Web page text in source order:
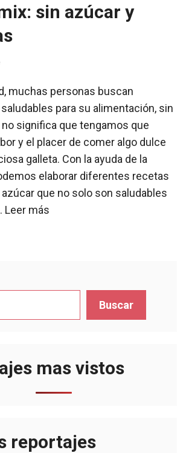
sin azúcar y
muchas personas buscan
para su alimentación, sin
significa que tengamos que
y el placer de comer algo dulce
galleta. Con la ayuda de la
elaborar diferentes recetas
que no solo son saludables
Leer más
Buscar
mas vistos
reportajes